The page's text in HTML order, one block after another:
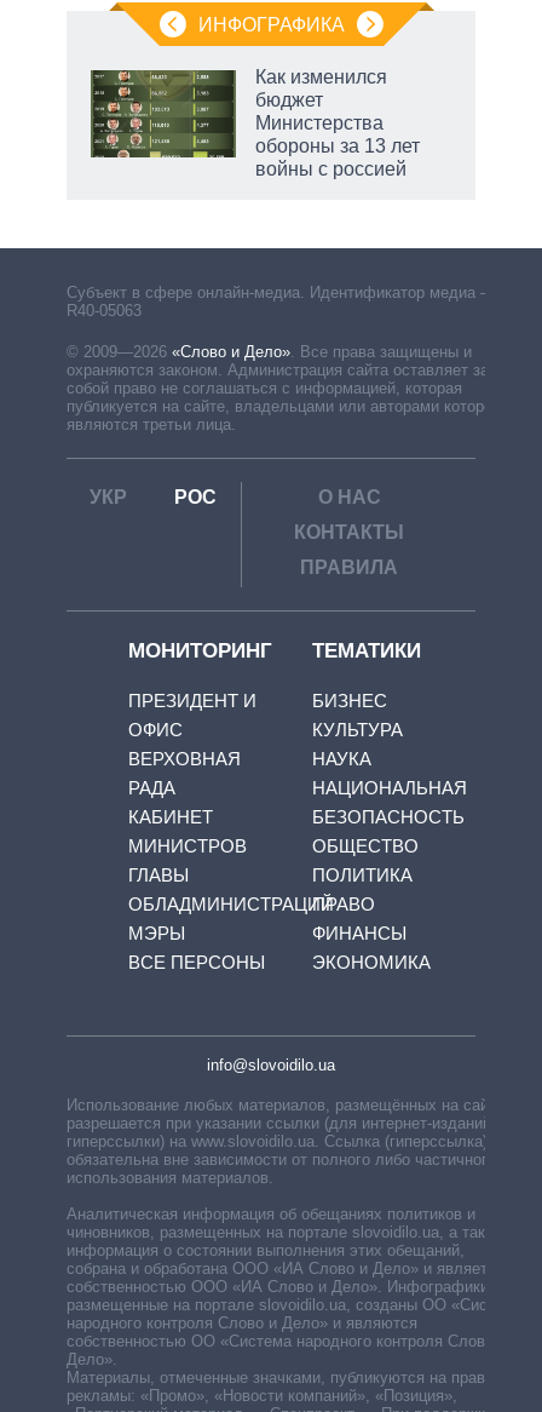
ИНФОГРАФИКА
Как изменился
бюджет
Министерства
обороны за 13 лет
войны с россией
Субъект в сфере онлайн-медиа. Идентификатор медиа –
R40-05063
© 2009—2026 «Слово и Дело». Все права защищены и
охраняются законом. Администрация сайта оставляет за
собой право не соглашаться с информацией, которая
публикуется на сайте, владельцами или авторами которой
являются третьи лица.
УКР РОС
О НАС
КОНТАКТЫ
ПРАВИЛА
МОНИТОРИНГ
ПРЕЗИДЕНТ И
ОФИС
ВЕРХОВНАЯ
РАДА
КАБИНЕТ
МИНИСТРОВ
ГЛАВЫ
ОБЛАДМИНИСТРАЦИЙ
МЭРЫ
ВСЕ ПЕРСОНЫ
ТЕМАТИКИ
БИЗНЕС
КУЛЬТУРА
НАУКА
НАЦИОНАЛЬНАЯ
БЕЗОПАСНОСТЬ
ОБЩЕСТВО
ПОЛИТИКА
ПРАВО
ФИНАНСЫ
ЭКОНОМИКА
info@slovoidilo.ua
Использование любых материалов, размещённых на сайте,
разрешается при указании ссылки (для интернет-изданий —
гиперссылки) на www.slovoidilo.ua. Ссылка (гиперссылка)
обязательна вне зависимости от полного либо частичного
использования материалов.
Аналитическая информация об обещаниях политиков и
чиновников, размещенных на портале slovoidilo.ua, а также
информация о состоянии выполнения этих обещаний,
собрана и обработана ООО «ИА Слово и Дело» и является
собственностью ООО «ИА Слово и Дело». Инфографики,
размещенные на портале slovoidilo.ua, созданы ОО «Система
народного контроля Слово и Дело» и являются
собственностью ОО «Система народного контроля Слово и
Дело».
Материалы, отмеченные значками, публикуются на правах
рекламы: «Промо», «Новости компаний», «Позиция»,